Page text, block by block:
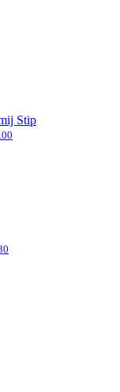
Stip